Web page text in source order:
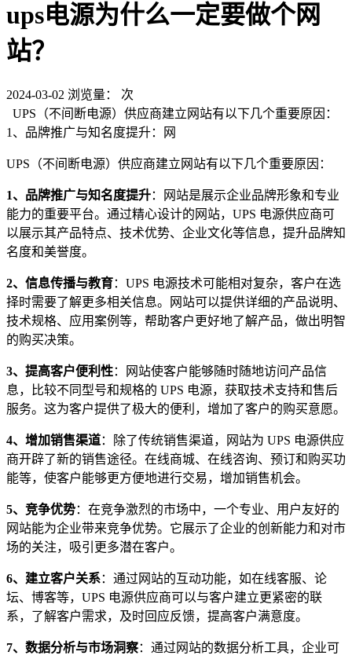
ups电源为什么一定要做个网
站？
2024-03-02 浏览量：
次
UPS（不间断电源）供应商建立网站有以下几个重要原因：
1、品牌推广与知名度提升：网
UPS（不间断电源）供应商建立网站有以下几个重要原因：
1、品牌推广与知名度提升：网站是展示企业品牌形象和专业
能力的重要平台。通过精心设计的网站，UPS 电源供应商可
以展示其产品特点、技术优势、企业文化等信息，提升品牌知
名度和美誉度。
2、信息传播与教育：UPS 电源技术可能相对复杂，客户在选
择时需要了解更多相关信息。网站可以提供详细的产品说明、
技术规格、应用案例等，帮助客户更好地了解产品，做出明智
的购买决策。
3、提高客户便利性：网站使客户能够随时随地访问产品信
息，比较不同型号和规格的 UPS 电源，获取技术支持和售后
服务。这为客户提供了极大的便利，增加了客户的购买意愿。
4、增加销售渠道：除了传统销售渠道，网站为 UPS 电源供应
商开辟了新的销售途径。在线商城、在线咨询、预订和购买功
能等，使客户能够更方便地进行交易，增加销售机会。
5、竞争优势：在竞争激烈的市场中，一个专业、用户友好的
网站能为企业带来竞争优势。它展示了企业的创新能力和对市
场的关注，吸引更多潜在客户。
6、建立客户关系：通过网站的互动功能，如在线客服、论
坛、博客等，UPS 电源供应商可以与客户建立更紧密的联
系，了解客户需求，及时回应反馈，提高客户满意度。
7、数据分析与市场洞察：通过网站的数据分析工具，企业可